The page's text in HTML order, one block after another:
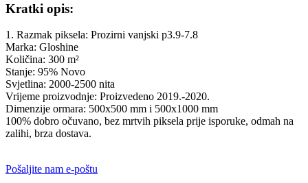
Kratki opis:
1. Razmak piksela: Prozirni vanjski p3.9-7.8
Marka: Gloshine
Količina: 300 m²
Stanje: 95% Novo
Svjetlina: 2000-2500 nita
Vrijeme proizvodnje: Proizvedeno 2019.-2020.
Dimenzije ormara: 500x500 mm i 500x1000 mm
100% dobro očuvano, bez mrtvih piksela prije isporuke, odmah na
zalihi, brza dostava.
Pošaljite nam e-poštu